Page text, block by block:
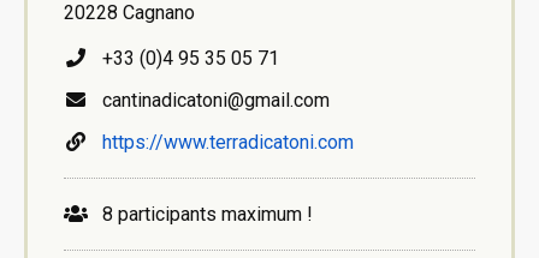
20228 Cagnano
+33 (0)4 95 35 05 71
cantinadicatoni@gmail.com
https://www.terradicatoni.com
8 participants maximum !